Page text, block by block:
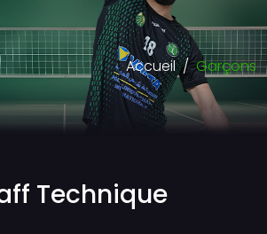
Accueil Garçons
Technique